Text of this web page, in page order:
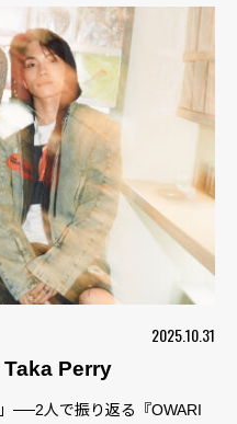
2025.10.31
Taka Perry
──2人で振り返る『OWARI